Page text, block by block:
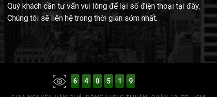
Quý khách cần tư vấn vui lòng để lại số điện thoại tại đây.
Chúng tôi sẽ liên hệ trong thời gian sớm nhất.
6 4 0 5 1 9